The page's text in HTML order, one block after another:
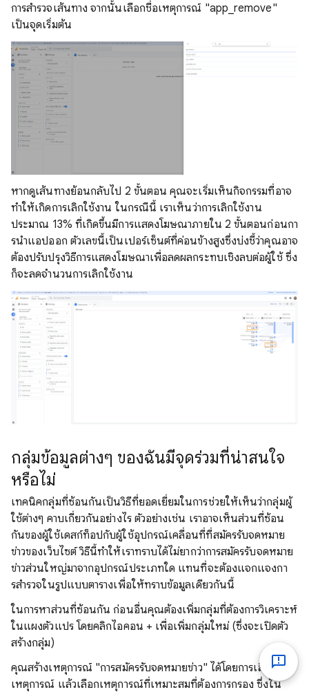
การสำรวจเส้นทาง จากนั้นเลือกชื่อเหตุการณ์ "app_remove"
เป็นจุดเริ่มต้น
หากดูเส้นทางย้อนกลับไป 2 ขั้นตอน คุณจะเริ่มเห็นกิจกรรมที่อาจ
ทําให้เกิดการเลิกใช้งาน ในกรณีนี้ เราเห็นว่าการเลิกใช้งาน
ประมาณ 13% ที่เกิดขึ้นมีการแสดงโฆษณาภายใน 2 ขั้นตอนก่อนกา
รนําแอปออก ตัวเลขนี้เป็นเปอร์เซ็นต์ที่ค่อนข้างสูงซึ่งบ่งชี้ว่าคุณอาจ
ต้องปรับปรุงวิธีการแสดงโฆษณาเพื่อลดผลกระทบเชิงลบต่อผู้ใช้ ซึ่ง
ก็จะลดจํานวนการเลิกใช้งาน
กลุ่มข้อมูลต่างๆ ของฉันมีจุดร่วมที่น่าสนใจ
หรือไม่
เทคนิคกลุ่มที่ซ้อนกันเป็นวิธีที่ยอดเยี่ยมในการช่วยให้เห็นว่ากลุ่มผู้
ใช้ต่างๆ คาบเกี่ยวกันอย่างไร ตัวอย่างเช่น เราอาจเห็นส่วนที่ซ้อน
กันของผู้ใช้เดสก์ท็อปกับผู้ใช้อุปกรณ์เคลื่อนที่ที่สมัครรับจดหมาย
ข่าวของเว็บไซต์ วิธีนี้ทำให้เราทราบได้ไม่ยากว่าการสมัครรับจดหมาย
ข่าวส่วนใหญ่มาจากอุปกรณ์ประเภทใด แทนที่จะต้องแจกแจงกา
รสํารวจในรูปแบบตารางเพื่อให้ทราบข้อมูลเดียวกันนี้
ในการหาส่วนที่ซ้อนกัน ก่อนอื่นคุณต้องเพิ่มกลุ่มที่ต้องการวิเคราะห์
ในแผงตัวแปร โดยคลิกไอคอน + เพื่อเพิ่มกลุ่มใหม่ (ซึ่งจะเปิดตัว
สร้างกลุ่ม)
คุณสร้างเหตุการณ์ "การสมัครรับจดหมายข่าว" ได้โดยการเลือกกลุ่ม
เหตุการณ์ แล้วเลือกเหตุการณ์ที่เหมาะสมที่ต้องการกรอง ซึ่งใน